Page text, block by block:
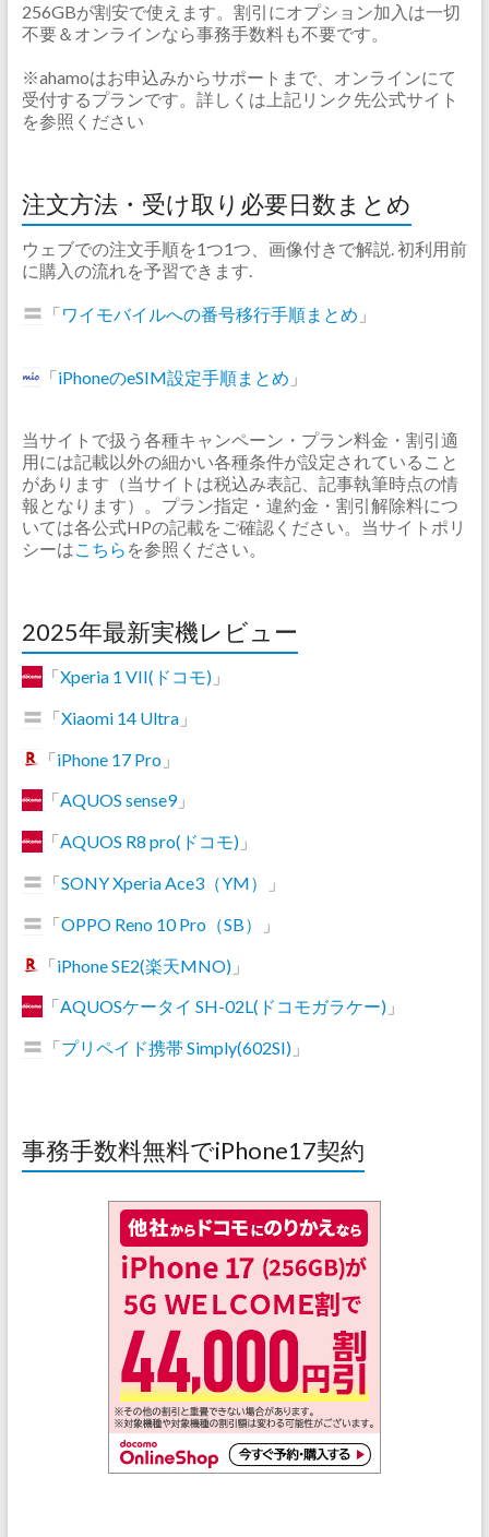
256GBが割安で使えます。割引にオプション加入は一切
不要＆オンラインなら事務手数料も不要です。
※ahamoはお申込みからサポートまで、オンラインにて
受付するプランです。詳しくは上記リンク先公式サイト
を参照ください
注文方法・受け取り必要日数まとめ
ウェブでの注文手順を1つ1つ、画像付きで解説. 初利用前
に購入の流れを予習できます.
「ワイモバイルへの番号移行手順まとめ 」
「iPhoneのeSIM設定手順まとめ 」
当サイトで扱う各種キャンペーン・プラン料金・割引適
用には記載以外の細かい各種条件が設定されていること
があります（当サイトは税込み表記、記事執筆時点の情
報となります）。プラン指定・違約金・割引解除料につ
いては各公式HPの記載をご確認ください。当サイトポリ
シーはこちら を参照ください。
2025年最新実機レビュー
「Xperia 1 VII(ドコモ)」
「Xiaomi 14 Ultra」
「iPhone 17 Pro」
「AQUOS sense9」
「AQUOS R8 pro(ドコモ)」
「SONY Xperia Ace3（YM）
」
「OPPO Reno 10 Pro（SB）
」
「iPhone SE2(楽天MNO)」
「AQUOSケータイ SH-02L(ドコモガラケー)」
「プリペイド携帯 Simply(602SI)」
事務手数料無料でiPhone17契約